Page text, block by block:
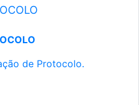
de Protocolo.